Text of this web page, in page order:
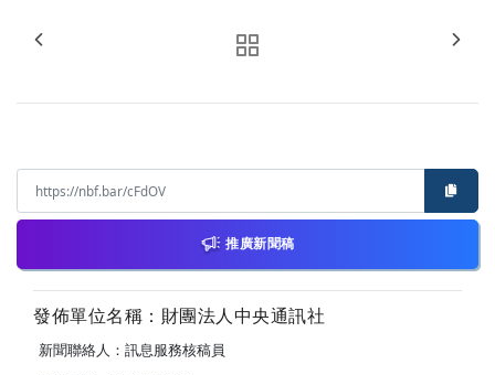
推廣新聞稿
發佈單位名稱：財團法人中央通訊社
新聞聯絡人：訊息服務核稿員